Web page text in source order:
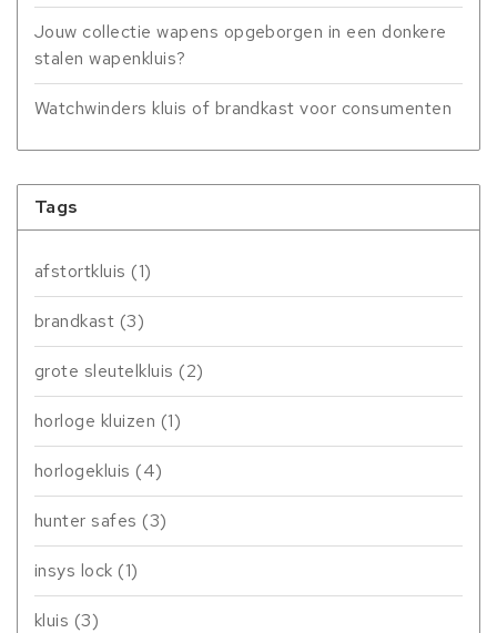
Jouw collectie wapens opgeborgen in een donkere
stalen wapenkluis?
Watchwinders kluis of brandkast voor consumenten
Tags
afstortkluis (1)
brandkast (3)
grote sleutelkluis (2)
horloge kluizen (1)
horlogekluis (4)
hunter safes (3)
insys lock (1)
kluis (3)